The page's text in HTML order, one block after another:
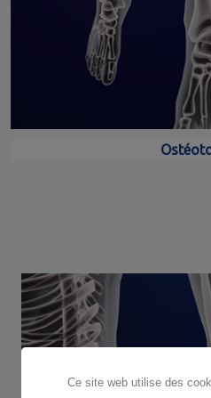
Ce site web utilise des